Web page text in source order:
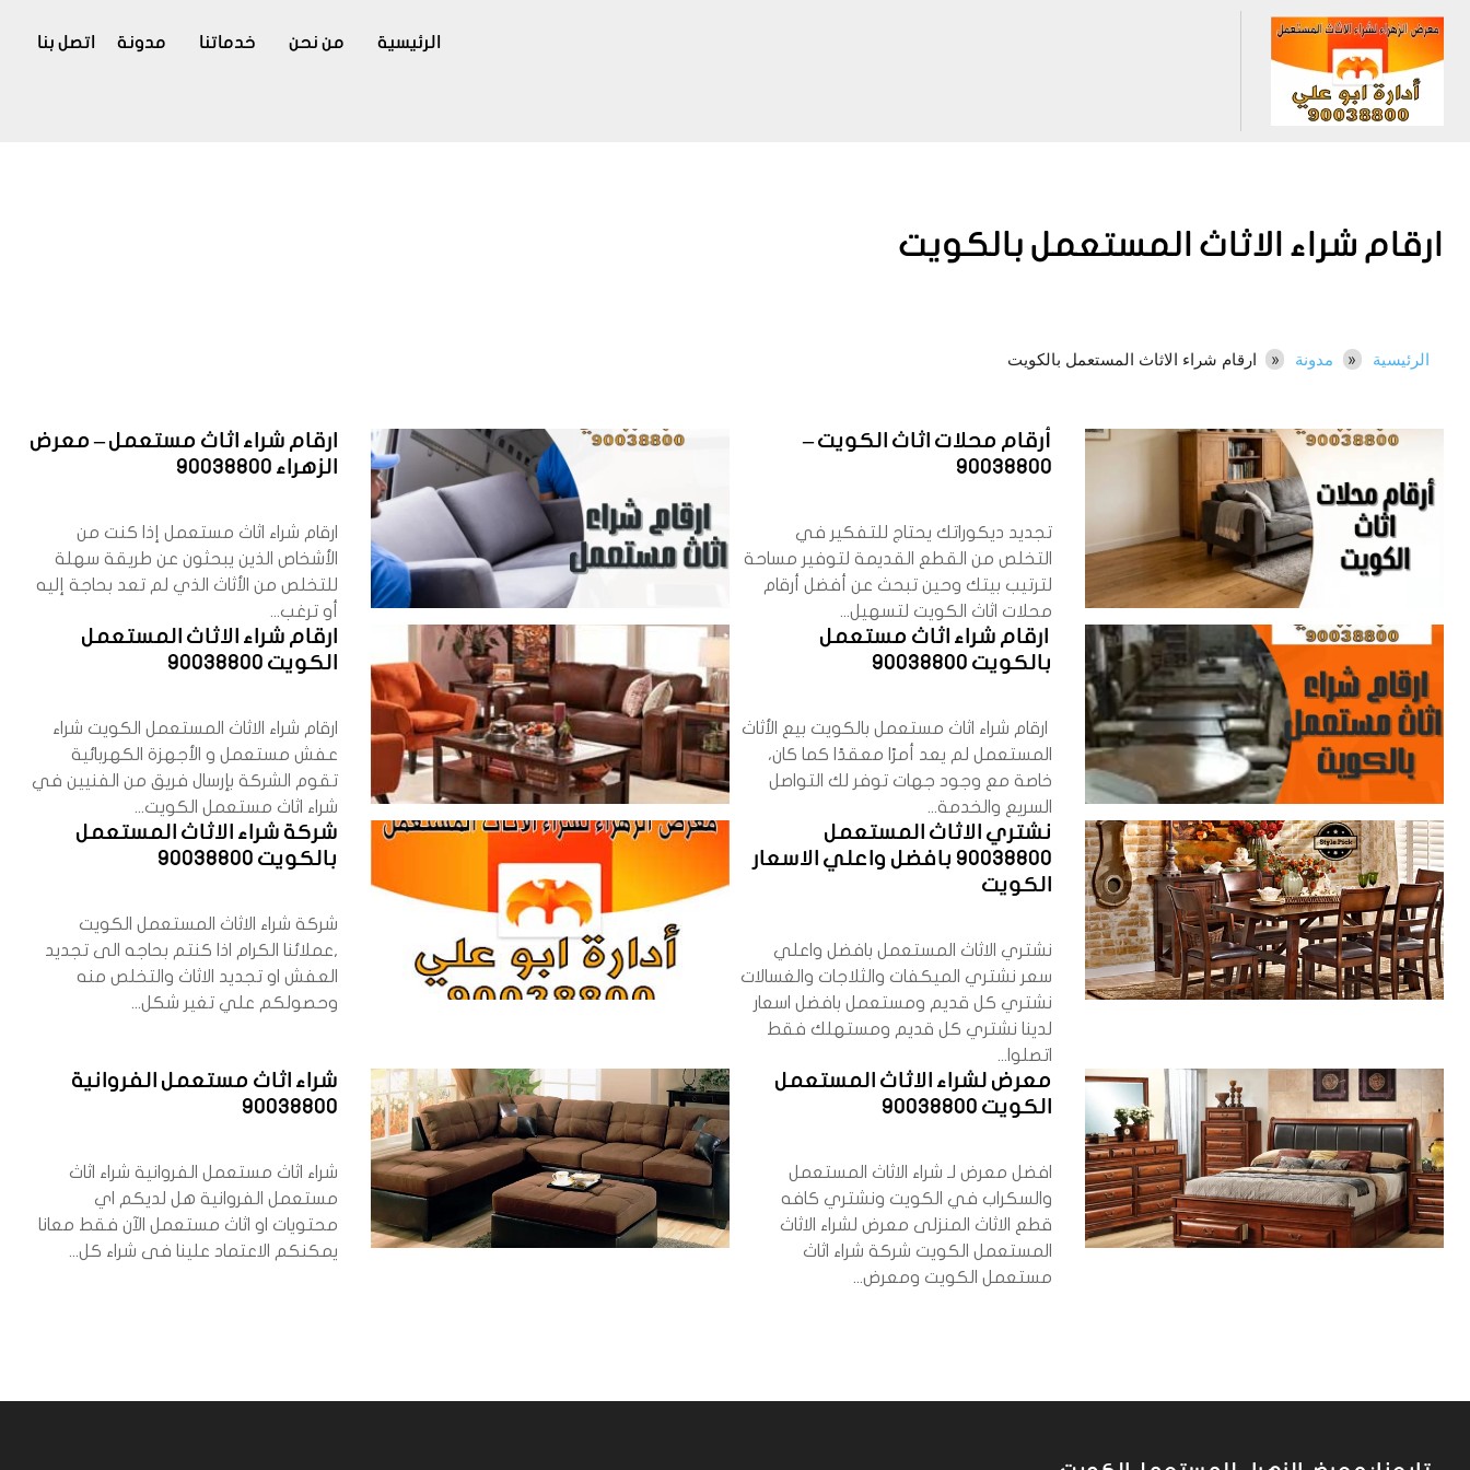
الرئيسية من نحن خدماتنا مدونة اتصل بنا
ارقام شراء الاثاث المستعمل بالكويت
الرئيسية مدونة ارقام شراء الاثاث المستعمل بالكويت
أرقام محلات اثاث الكويت –
90038800
تجديد ديكوراتك يحتاج للتفكير في
التخلص من القطع القديمة لتوفير مساحة
لترتيب بيتك وحين تبحث عن أفضل أرقام
محلات اثاث الكويت لتسهيل...
ارقام شراء اثاث مستعمل – معرض
الزهراء 90038800
ارقام شراء اثاث مستعمل إذا كنت من
الأشخاص الذين يبحثون عن طريقة سهلة
للتخلص من الأثاث الذي لم تعد بحاجة إليه
أو ترغب...
ارقام شراء اثاث مستعمل
بالكويت 90038800
ارقام شراء اثاث مستعمل بالكويت بيع الأثاث
المستعمل لم يعد أمرًا معقدًا كما كان،
خاصة مع وجود جهات توفر لك التواصل
السريع والخدمة...
ارقام شراء الاثاث المستعمل
الكويت 90038800
ارقام شراء الاثاث المستعمل الكويت شراء
عفش مستعمل و الأجهزة الكهربائية
تقوم الشركة بإرسال فريق من الفنيين في
شراء اثاث مستعمل الكويت...
نشتري الاثاث المستعمل
90038800 بافضل واعلي الاسعار
الكويت
نشتري الاثاث المستعمل بافضل واعلي
سعر نشتري الميكفات والثلاجات والغسالات
نشتري كل قديم ومستعمل بافضل اسعار
لدينا نشتري كل قديم ومستهلك فقط
اتصلوا...
شركة شراء الاثاث المستعمل
بالكويت 90038800
شركة شراء الاثاث المستعمل الكويت
,عملائنا الكرام اذا كنتم بحاجه الى تجديد
العفش او تجديد الاثاث والتخلص منه
وحصولكم علي تغير شكل...
معرض لشراء الاثاث المستعمل
الكويت 90038800
افضل معرض لـ شراء الاثاث المستعمل
والسكراب في الكويت ونشتري كافه
قطع الاثاث المنزلى معرض لشراء الاثاث
المستعمل الكويت شركة شراء اثاث
مستعمل الكويت ومعرض...
شراء اثاث مستعمل الفروانية
90038800
شراء اثاث مستعمل الفروانية شراء اثاث
مستعمل الفروانية هل لديكم اي
محتويات او اثاث مستعمل الآن فقط معانا
يمكنكم الاعتماد علينا فى شراء كل...